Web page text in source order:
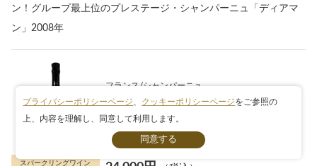
ン！グループ最上位のプレステージ・シャンパーニュ「ディアマ
ン」2008年
スパークリングワイン
フランス/シャンパーニュ
レ・ブランシャン
生産年:
2014年
プライバシーポリシーページ クッキーポリシーページをご参照の
上、内容を理解し、同意して利用します。